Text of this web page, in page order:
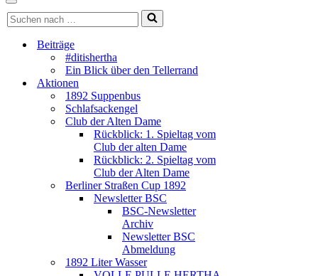
Navigationsmenü
Suchen
nach …
Beiträge
#ditishertha
Ein Blick über den Tellerrand
Aktionen
1892 Suppenbus
Schlafsackengel
Club der Alten Dame
Rückblick: 1. Spieltag vom
Club der alten Dame
Rückblick: 2. Spieltag vom
Club der Alten Dame
Berliner Straßen Cup 1892
Newsletter BSC
BSC-Newsletter
Archiv
Newsletter BSC
Abmeldung
1892 Liter Wasser